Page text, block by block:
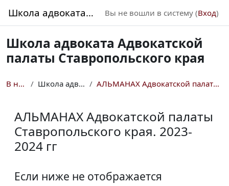
Школа адвоката АП СК Вы не вошли в систему (Вход)
Школа адвоката Адвокатской
палаты Ставропольского края
В начало Школа адвоката АП СК АЛЬМАНАХ Адвокатской палаты Ставропольского края. ...
АЛЬМАНАХ Адвокатской палаты
Ставропольского края. 2023-
2024 гг
Если ниже не отображается